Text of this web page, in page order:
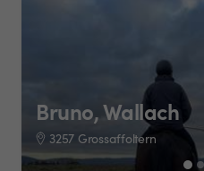
Bruno, Wallach
3257 Grossaffoltern